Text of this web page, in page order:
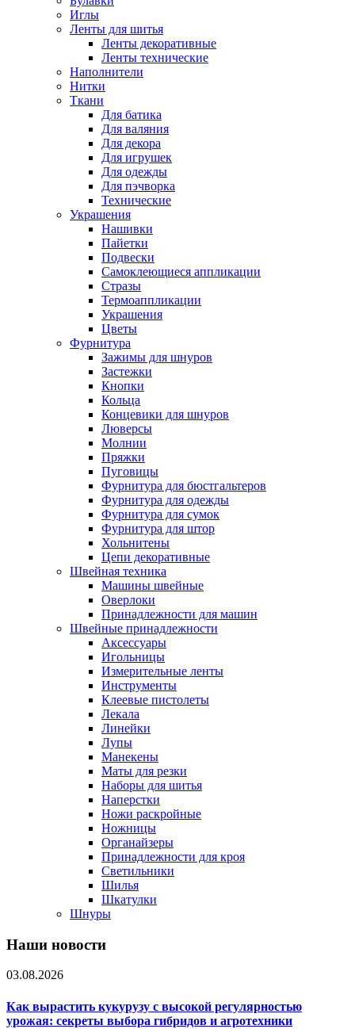
Иглы
Ленты для шитья
Ленты декоративные
Ленты технические
Наполнители
Нитки
Ткани
Для батика
Для валяния
Для декора
Для игрушек
Для одежды
Для пэчворка
Технические
Украшения
Нашивки
Пайетки
Подвески
Самоклеющиеся аппликации
Стразы
Термоаппликации
Украшения
Цветы
Фурнитура
Зажимы для шнуров
Застежки
Кнопки
Кольца
Концевики для шнуров
Люверсы
Молнии
Пряжки
Пуговицы
Фурнитура для бюстгальтеров
Фурнитура для одежды
Фурнитура для сумок
Фурнитура для штор
Хольнитены
Цепи декоративные
Швейная техника
Машины швейные
Оверлоки
Принадлежности для машин
Швейные принадлежности
Аксессуары
Игольницы
Измерительные ленты
Инструменты
Клеевые пистолеты
Лекала
Линейки
Лупы
Манекены
Маты для резки
Наборы для шитья
Наперстки
Ножи раскройные
Ножницы
Органайзеры
Принадлежности для кроя
Светильники
Шилья
Шкатулки
Шнуры
Наши новости
03.08.2026
Как вырастить кукурузу с высокой регулярностью
урожая: секреты выбора гибридов и агротехники